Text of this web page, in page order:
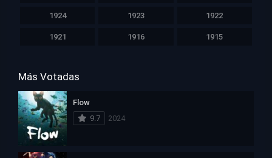
1924 1923 1922
1921 1916 1915
Más Votadas
Flow
9.7
2024